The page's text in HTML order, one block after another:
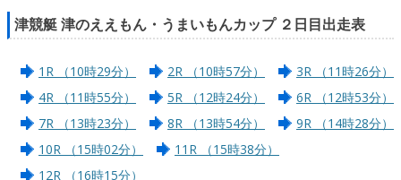
津競艇 津のええもん・うまいもんカップ ２日目出走表
1R （10時29分） 2R （10時57分）
3R （11時26分）
4R （11時55分）
5R （12時24分）
6R （12時53分）
7R （13時23分）
8R （13時54分）
9R （14時28分）
10R （15時02分）
11R （15時38分）
12R （16時15分）